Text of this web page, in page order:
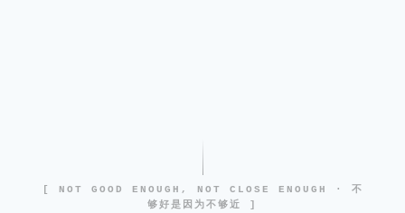
[ NOT GOOD ENOUGH, NOT CLOSE ENOUGH · 不
够好是因为不够近 ]